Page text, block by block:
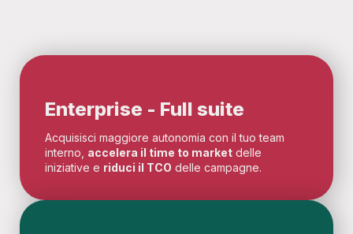
Enterprise - Full suite
Acquisisci maggiore autonomia con il tuo team
interno, accelera il time to marketdelle
iniziative e riduci il TCO delle campagne.